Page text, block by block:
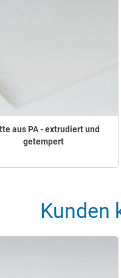
aus PA - extrudiert und
getempert
Kunden